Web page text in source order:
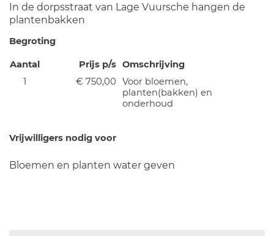
In de dorpsstraat van Lage Vuursche hangen de
plantenbakken
Begroting
Aantal Prijs p/s Omschrijving
1
€ 750,00
Voor bloemen,
planten(bakken) en
onderhoud
Vrijwilligers nodig voor
Bloemen en planten water geven